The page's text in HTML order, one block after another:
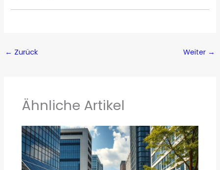
← Zurück Weiter →
Ähnliche Artikel